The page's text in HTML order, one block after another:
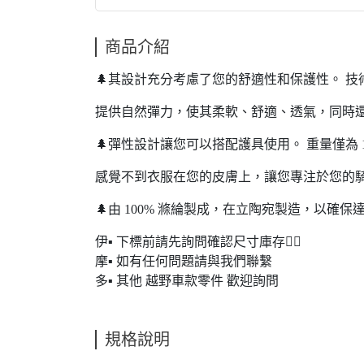
商品介紹
🌲其設計充分考慮了您的舒適性和保護性。 技
提供自然彈力，使其柔軟、舒適、透氣，同時
🌲彈性設計讓您可以搭配護具使用。 重量僅為
感覺不到衣服在您的皮膚上，讓您專注於您的
🌲由 100% 滌綸製成，在立陶宛製造，以確保
伊▪ 下標前請先詢問確認尺寸庫存🙋‍♂️
摩▪ 如有任何問題請與我們聯繫
多▪ 其他 越野車款零件 歡迎詢問
規格說明